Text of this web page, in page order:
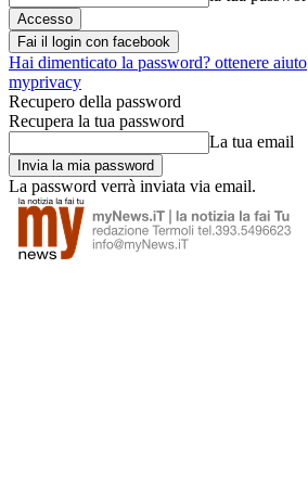
Fai il login con facebook
Hai dimenticato la password? ottenere aiuto
myprivacy
Recupero della password
Recupera la tua password
La tua email
La password verrà inviata via email.